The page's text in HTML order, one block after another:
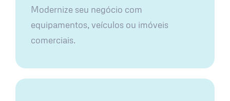
Modernize seu negócio com
equipamentos, veículos ou imóveis
comerciais.